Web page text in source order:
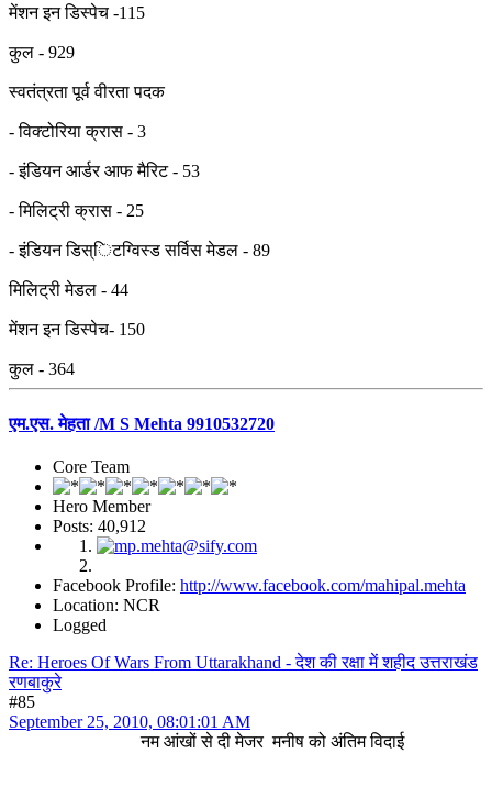
मेंशन इन डिस्पेच -115
कुल - 929
स्वतंत्रता पूर्व वीरता पदक
- विक्टोरिया क्रास - 3
- इंडियन आर्डर आफ मैरिट - 53
- मिलिट्री क्रास - 25
- इंडियन डिस्िटग्विस्ड सर्विस मेडल - 89
मिलिट्री मेडल - 44
मेंशन इन डिस्पेच- 150
कुल - 364
एम.एस. मेहता /M S Mehta 9910532720
Core Team
Hero Member
Posts: 40,912
Facebook Profile: http://www.facebook.com/mahipal.mehta
Location: NCR
Logged
Re: Heroes Of Wars From Uttarakhand - देश की रक्षा में शहीद उत्तराखंड
रणबाकुरे
#85
September 25, 2010, 08:01:01 AM
नम आंखों से दी मेजर मनीष को अंतिम विदाई